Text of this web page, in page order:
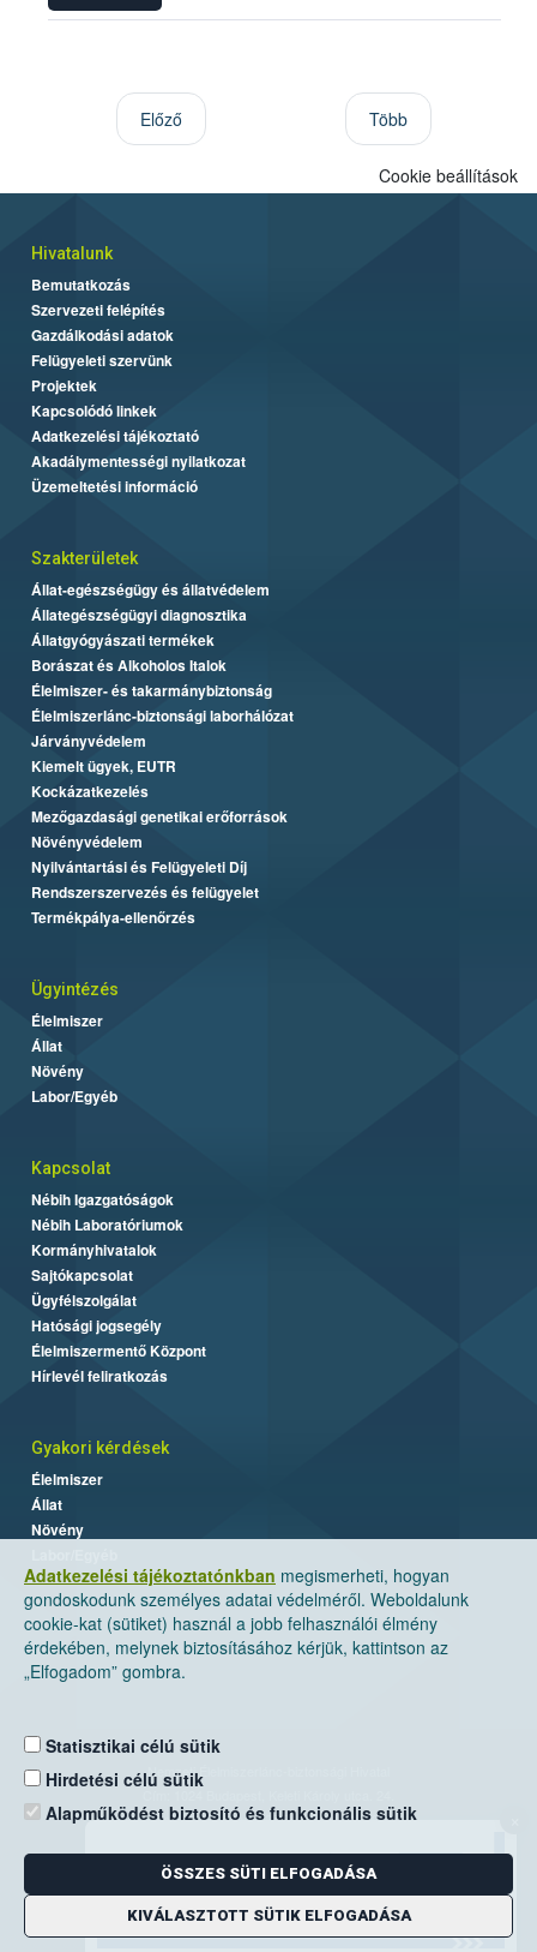
Előző Több
Adatkezelési tájékoztatónkban megismerheti, hogyan
gondoskodunk személyes adatai védelméről. Weboldalunk
cookie-kat (sütiket) használ a jobb felhasználói élmény
érdekében, melynek biztosításához kérjük, kattintson az
„Elfogadom” gombra.
Statisztikai célú sütik
Hirdetési célú sütik
Alapműködést biztosító és funkcionális sütik
ÖSSZES SÜTI ELFOGADÁSA
KIVÁLASZTOTT SÜTIK ELFOGADÁSA
Cookie beállítások
Hivatalunk
Bemutatkozás
Szervezeti felépítés
Gazdálkodási adatok
Felügyeleti szervünk
Projektek
Kapcsolódó linkek
Adatkezelési tájékoztató
Akadálymentességi nyilatkozat
Üzemeltetési információ
Szakterületek
Állat-egészségügy és állatvédelem
Állategészségügyi diagnosztika
Állatgyógyászati termékek
Borászat és Alkoholos Italok
Élelmiszer- és takarmánybiztonság
Élelmiszerlánc-biztonsági laborhálózat
Járványvédelem
Kiemelt ügyek, EUTR
Kockázatkezelés
Mezőgazdasági genetikai erőforrások
Növényvédelem
Nyilvántartási és Felügyeleti Díj
Rendszerszervezés és felügyelet
Termékpálya-ellenőrzés
Ügyintézés
Élelmiszer
Állat
Növény
Labor/Egyéb
Kapcsolat
Nébih Igazgatóságok
Nébih Laboratóriumok
Kormányhivatalok
Sajtókapcsolat
Ügyfélszolgálat
Hatósági jogsegély
Élelmiszermentő Központ
Hírlevél feliratkozás
Gyakori kérdések
Élelmiszer
Állat
Növény
Nemzeti Élelmiszerlánc-biztonsági Hivatal
Levelezési cím: 1525 Budapest. Pf. 30.
E-mail:ugyfelszolgalat@nebih.gov.hu
Zöld szám: 06-80/263-244
Telefon: 06-1/ 336-9000